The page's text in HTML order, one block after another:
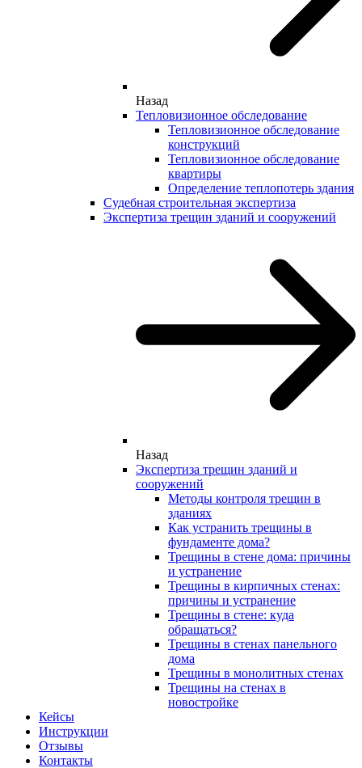
Назад
Тепловизионное обследование
Тепловизионное обследование
конструкций
Тепловизионное обследование
квартиры
Определение теплопотерь здания
Судебная строительная экспертиза
Экспертиза трещин зданий и сооружений
Назад
Экспертиза трещин зданий и
сооружений
Методы контроля трещин в
зданиях
Как устранить трещины в
фундаменте дома?
Трещины в стене дома: причины
и устранение
Трещины в кирпичных стенах:
причины и устранение
Трещины в стене: куда
обращаться?
Трещины в стенах панельного
дома
Трещины в монолитных стенах
Трещины на стенах в
новостройке
Кейсы
Инструкции
Отзывы
Контакты